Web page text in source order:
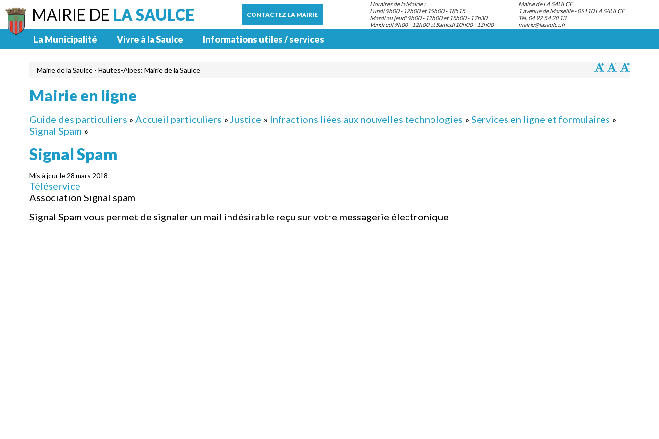
MAIRIE DE LA SAULCE CONTACTEZ LA MAIRIE
Horaires de la Mairie :
Lundi 9h00 - 12h00 et 15h00 - 18h15
Mardi au jeudi 9h00 - 12h00 et 15h00 - 17h30
Vendredi 9h00 - 12h00 et Samedi 10h00 - 12h00
Mairie de LA SAULCE
1 avenue de Marseille - 05110 LA SAULCE
Tél. 04 92 54 20 13
mairie@lasaulce.fr
La Municipalité Vivre à la Saulce Informations utiles / services
Mairie de la Saulce - Hautes-Alpes: Mairie de la Saulce
Mairie en ligne
Guide des particuliers » Accueil particuliers » Justice » Infractions liées aux nouvelles technologies » Services en ligne et formulaires »
Signal Spam »
Signal Spam
Mis à jour le 28 mars 2018
Téléservice
Association Signal spam
Signal Spam vous permet de signaler un mail indésirable reçu sur votre messagerie électronique